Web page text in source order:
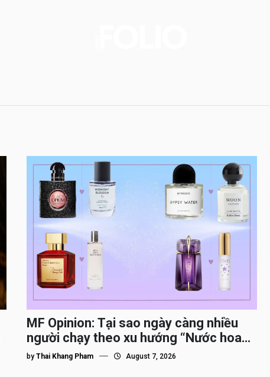
MF Opinion: Tại sao ngày càng nhiều
người chạy theo xu hướng “Nước hoa
Dupe”?
by Thai Khang Pham August 7, 2026